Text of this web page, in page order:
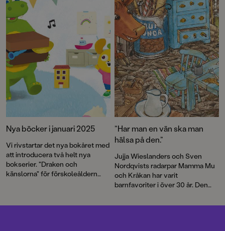
Nya böcker i januari 2025
Vi rivstartar det nya bokåret med
att introducera två helt nya
bokserier. "Draken och
känslorna" för förskoleåldern
”Har man en vän ska man
hälsa på den.”
Jujja Wieslanders och Sven
Nordqvists radarpar Mamma Mu
och Kråkan har varit
barnfavoriter i över 30 år. Den
ledsenär en varm berättelse om